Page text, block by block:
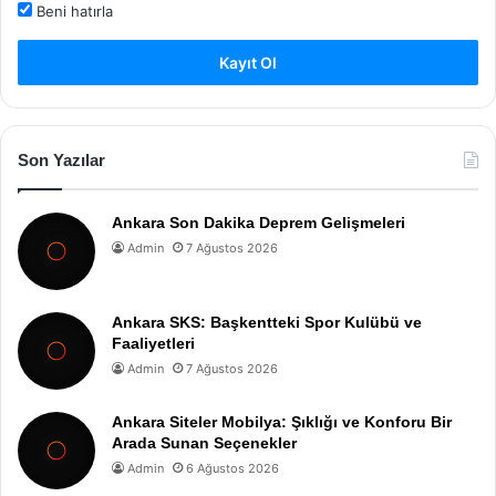
Beni hatırla
Kayıt Ol
Son Yazılar
Ankara Son Dakika Deprem Gelişmeleri
Admin 7 Ağustos 2026
Ankara SKS: Başkentteki Spor Kulübü ve
Faaliyetleri
Admin 7 Ağustos 2026
Ankara Siteler Mobilya: Şıklığı ve Konforu Bir
Arada Sunan Seçenekler
Admin 6 Ağustos 2026